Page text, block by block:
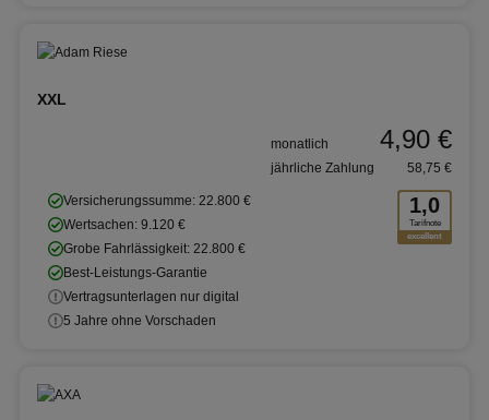
XXL
1,0
Tarifnote
excellent
Versicherungssumme: 22.800 €
Wertsachen: 9.120 €
Grobe Fahrlässigkeit: 22.800 €
Best-Leistungs-Garantie
Vertragsunterlagen nur digital
5 Jahre ohne Vorschaden
monatlich 4,90 €
jährliche Zahlung 58,75 €